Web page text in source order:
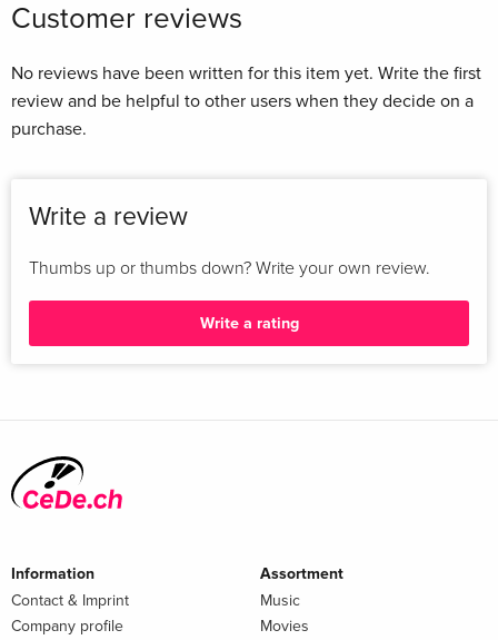
Customer reviews
No reviews have been written for this item yet. Write the first
review and be helpful to other users when they decide on a
purchase.
Write a review
Thumbs up or thumbs down? Write your own review.
Write a rating
Information
Contact & Imprint
Company profile
Assortment
Music
Movies